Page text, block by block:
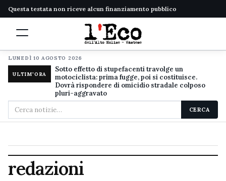
Questa testata non riceve alcun finanziamento pubblico
LUNEDÌ 10 AGOSTO 2026
ULTIM'ORA
Sotto effetto di stupefacenti travolge un
motociclista: prima fugge, poi si costituisce.
Dovrà rispondere di omicidio stradale colposo
pluri-aggravato
Cerca
nel
CERCA
redazioni